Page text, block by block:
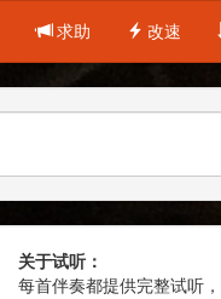
求助 改速
关于试听：
每首伴奏都提供完整试听